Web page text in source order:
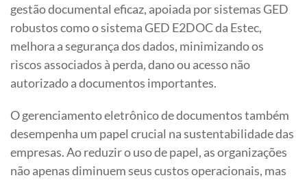
gestão documental eficaz, apoiada por sistemas GED
robustos como osistema GED E2DOC da Estec,
melhora a segurança dos dados, minimizando os
riscos associados à perda, dano ou acesso não
autorizado a documentos importantes.
O gerenciamento eletrônico de documentos também
desempenha um papel crucial na sustentabilidade das
empresas. Ao reduzir o uso de papel, as organizações
não apenas diminuem seus custos operacionais, mas